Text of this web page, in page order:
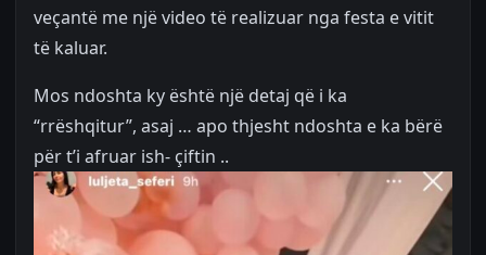
veçantë me një video të realizuar nga festa e vitit
të kaluar.
Mos ndoshta ky është një detaj që i ka
“rrëshqitur”, asaj … apo thjesht ndoshta e ka bërë
për t’i afruar ish- çiftin ..